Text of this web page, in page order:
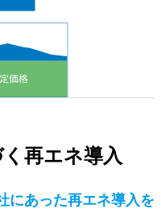
再エネ導入
にあった再エネ導入を